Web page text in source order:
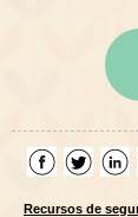
Recursos de